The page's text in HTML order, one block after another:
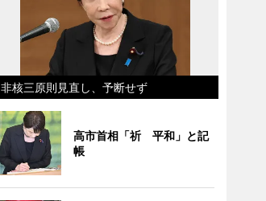
非核三原則見直し、予断せず
高市首相「祈 平和」と記
帳